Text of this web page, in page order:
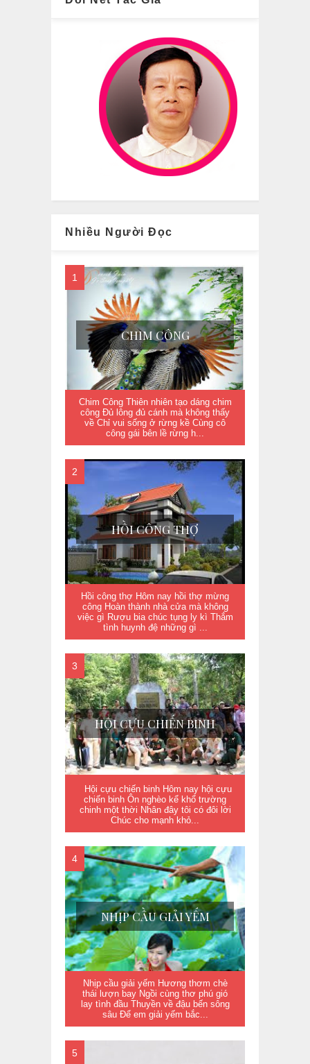
Nhiều Người Đọc
CHIM CÔNG
Chim Công Thiên nhiên tạo dáng chim
công Đủ lông đủ cánh mà không thấy
về Chỉ vui sống ở rừng kề Cùng cô
công gái bên lề rừng h...
HỒI CÔNG THỢ
Hồi công thợ Hôm nay hồi thợ mừng
công Hoàn thành nhà cửa mà không
việc gì Rượu bia chúc tụng ly kì Thắm
tình huynh đệ những gì ...
HỘI CỰU CHIẾN BINH
Hội cựu chiến binh Hôm nay hội cựu
chiến binh Ôn nghèo kể khổ trường
chinh một thời Nhân đây tôi có đôi lời
Chúc cho mạnh khỏ...
NHỊP CẦU GIẢI YẾM
Nhịp cầu giải yếm Hương thơm chè
thái lượn bay Ngồi cùng thơ phú gió
lay tình đầu Thuyền về đậu bến sông
sâu Để em giải yếm bắc...